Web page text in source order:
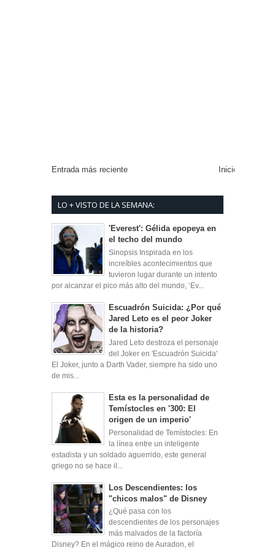
Entrada más reciente Inicio
LO + VISTO DE LA SEMANA:
'Everest': Gélida epopeya en
el techo del mundo
Sinopsis Inspirada en los
increíbles acontecimientos que
tuvieron lugar durante un intento
por alcanzar el pico más alto del mundo, ‘Ev...
Escuadrón Suicida: ¿Por qué
Jared Leto es el peor Joker
de la historia?
Jared Leto destroza el personaje
del Joker en 'Escuadrón Suicida'
El Joker, junto a Darth Vader, siempre ha sido uno
de mis...
Esta es la personalidad de
Temístocles en '300: El
origen de un imperio'
Personalidad de Temístocles: En
la línea entre un inteligente
estadista y un soldado aguerrido, este general
griego no se hace il...
Los Descendientes: los
"chicos malos" de Disney
¿Qué pasa con los
descendientes de los personajes
más malvados de la factoría
Disney? En el mágico reino de Auradon, el